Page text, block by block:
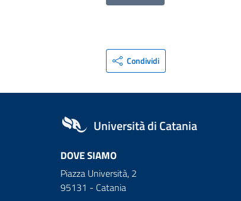
Condividi
Università di Catania
DOVE SIAMO
Piazza Università, 2
95131 - Catania